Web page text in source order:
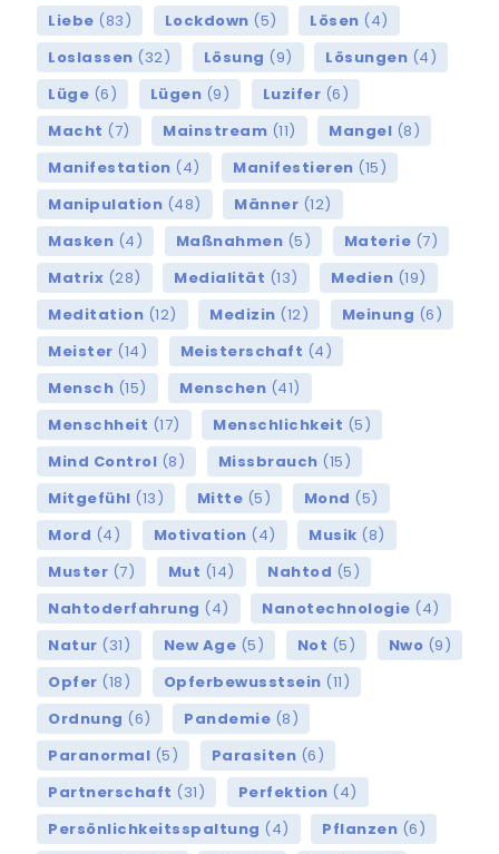
Liebe (83) Lockdown (5) Lösen (4)
Loslassen (32) Lösung (9) Lösungen (4)
Lüge (6) Lügen (9) Luzifer (6)
Macht (7) Mainstream (11) Mangel (8)
Manifestation (4) Manifestieren (15)
Manipulation (48) Männer (12)
Masken (4) Maßnahmen (5) Materie (7)
Matrix (28) Medialität (13) Medien (19)
Meditation (12) Medizin (12) Meinung (6)
Meister (14) Meisterschaft (4)
Mensch (15) Menschen (41)
Menschheit (17) Menschlichkeit (5)
Mind Control (8) Missbrauch (15)
Mitgefühl (13) Mitte (5) Mond (5)
Mord (4) Motivation (4) Musik (8)
Muster (7) Mut (14) Nahtod (5)
Nahtoderfahrung (4) Nanotechnologie (4)
Natur (31) New Age (5) Not (5) Nwo (9)
Opfer (18) Opferbewusstsein (11)
Ordnung (6) Pandemie (8)
Paranormal (5) Parasiten (6)
Partnerschaft (31) Perfektion (4)
Persönlichkeitsspaltung (4) Pflanzen (6)